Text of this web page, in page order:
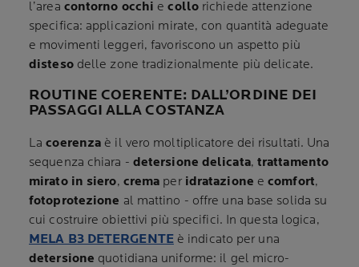
l’area contorno occhi ecollorichiede attenzione
specifica: applicazioni mirate, con quantità adeguate
e movimenti leggeri, favoriscono un aspetto più
distesodelle zone tradizionalmente più delicate.
ROUTINE COERENTE: DALL’ORDINE DEI
PASSAGGI ALLA COSTANZA
Lacoerenza è il vero moltiplicatore dei risultati. Una
sequenza chiara - detersione delicata, trattamento
mirato in siero, crema per idratazione ecomfort,
fotoprotezione al mattino - offre una base solida su
cui costruire obiettivi più specifici. In questa logica,
MELA B3 DETERGENTEè indicato per una
detersione quotidiana uniforme: il gel micro-